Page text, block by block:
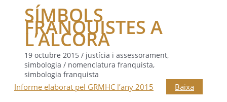
SÍMBOLS
FRANQUISTES A
L’ALCORA
19 octubre 2015 / justícia i assessorament,
simbologia / nomenclatura franquista,
simbologia franquista
Informe elaborat pel GRMHC l’any 2015 Baixa